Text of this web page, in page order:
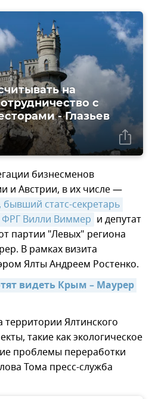
на
с
- Глазьев
бизнесменов
и Австрии, в их числе —
бывший статс-секретарь
Вилли Виммер и депутат
партии "Левых" региона
В рамках визита
Ялты Андреем Ростенко.
видеть Крым – Маурер
территории Ялтинского
такие как экологическое
проблемы переработки
Тома пресс-служба